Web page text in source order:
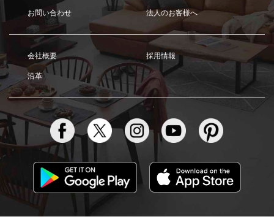
お問い合わせ 法人のお客様へ
会社概要 採用情報
沿革